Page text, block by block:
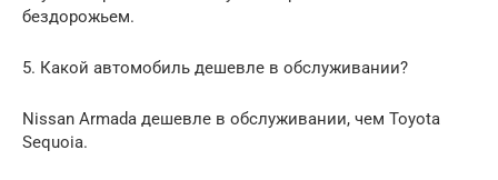
бездорожьем.
5. Какой автомобиль дешевле в обслуживании?
Nissan Armada дешевле в обслуживании, чем Toyota
Sequoia.